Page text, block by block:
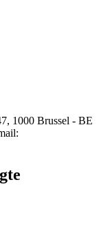
1000 Brussel - BE